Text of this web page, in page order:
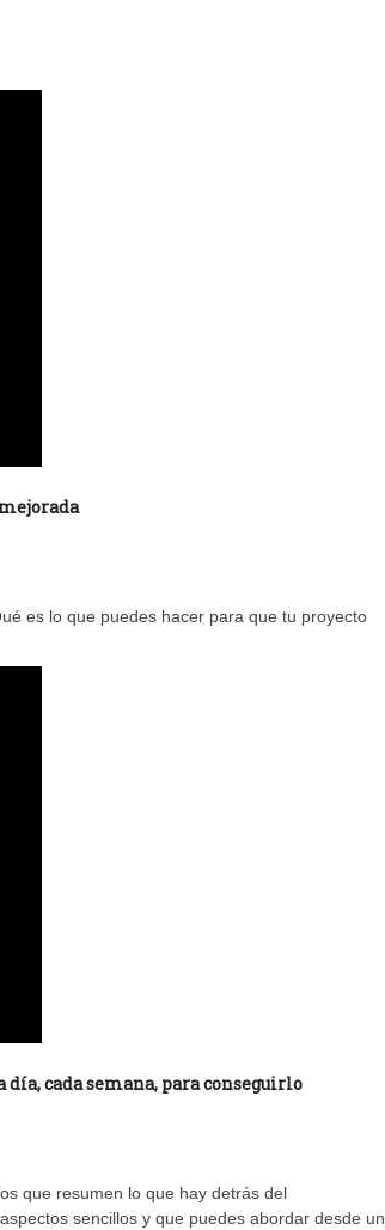
es lo que puedes hacer para que tu proyecto
día, cada semana, para conseguirlo
que resumen lo que hay detrás del
sencillos y que puedes abordar desde un